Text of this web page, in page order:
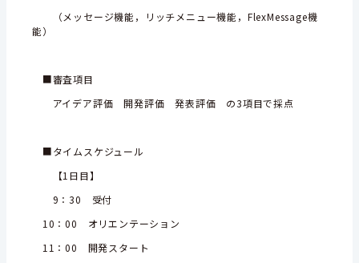
（メッセージ機能，リッチメニュー機能，FlexMessage機
能）
■審査項目
アイデア評価 開発評価 発表評価 の3項目で採点
■タイムスケジュール
【1日目】
9：30 受付
10：00 オリエンテーション
11：00 開発スタート